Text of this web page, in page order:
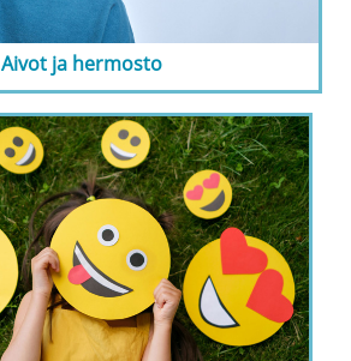
Aivot ja hermosto